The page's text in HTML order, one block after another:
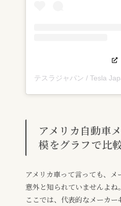
アメリカ自動車
模をグラフで比
アメリカ車って言っても、
意外と知られていませんよね。
ここでは、代表的なメーカー